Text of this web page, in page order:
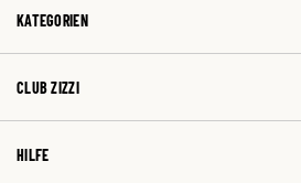
KATEGORIEN
CLUB ZIZZI
HILFE